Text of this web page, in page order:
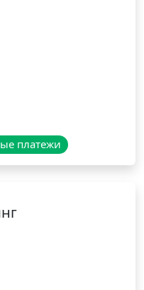
платежи